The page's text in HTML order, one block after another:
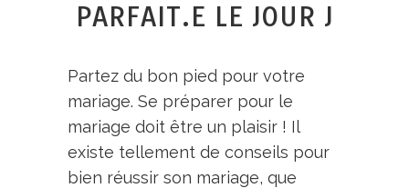
PARFAIT.E LE JOUR J
Partez du bon pied pour votre
mariage. Se préparer pour le
mariage doit être un plaisir ! Il
existe tellement de conseils pour
bien réussir son mariage, que